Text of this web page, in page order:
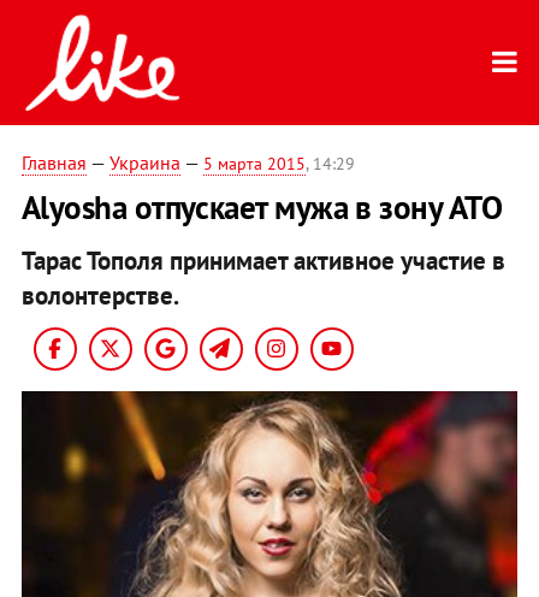
Главная — Украина — 5 марта 2015, 14:29
Alyosha отпускает мужа в зону АТО
Тарас Тополя принимает активное участие в
волонтерстве.